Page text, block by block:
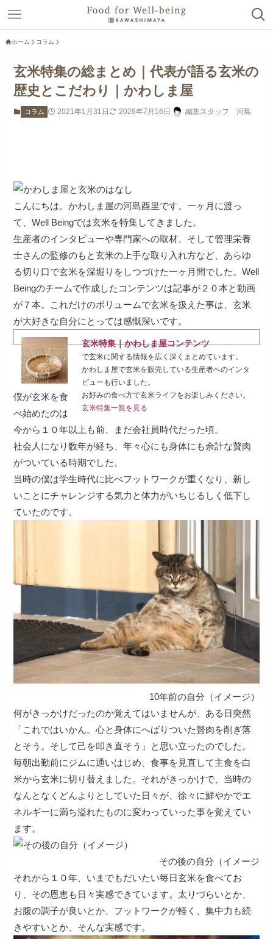
ホーム コラム
玄米特集の総まとめ｜代表が語る玄米の
歴史とこだわり｜かわしま屋
コラム 2021年1月31日 2026年7月16日 編集スタッフ 河島
こんにちは。かわしま屋の河島酉里です。一ヶ月に渡っ
て、Well Beingでは玄米を特集してきました。
生産者のインタビューや専門家への取材、そして管理栄養
士さんの監修のもと玄米の上手な取り入れ方など、あらゆ
る切り口で玄米を深堀りをしつづけた一ヶ月間でした。Well
Beingのチームで作成したコンテンツは記事が２０本と動画
が７本。これだけのボリュームで玄米を扱えた事は、玄米
が大好きな自分にとっては感慨深いです。
玄米特集｜かわしま屋コンテンツ
で玄米に関する情報を広く深くまとめています。
かわしま屋で玄米を販売している生産者へのインタ
ビューも行いました。
お好みの食べ方で玄米ライフをお楽しみください。
玄米特集一覧を見る
僕が玄米を食
べ始めたのは
今から１０年以上も前、まだ会社員時代だった頃。
社会人になり数年が経ち、年々心にも身体にも余計な贅肉
がついている時期でした。
当時の僕は学生時代に比べフットワークが重くなり、新し
いことにチャレンジする気力と体力がいちじるしく低下し
ていたのです。
10年前の自分（イメージ）
何がきっかけだったのか覚えてはいませんが、ある日突然
「これではいかん。心と身体にへばりついた贅肉を削ぎ落
とそう。そして己を叩き直そう」と思い立ったのでした。
毎朝出勤前にジムに通いはじめ、食事を見直して主食を白
米から玄米に切り替えました。それがきっかけで、当時の
なんとなくどんよりとしていた日々が、徐々に鮮やかでエ
ネルギーに満ち溢れたものに変わっていった事を覚えてい
ます。
その後の自分（イメージ
それから１０年、いまでもだいたい毎日玄米を食べてお
り、その恩恵も日々実感できています。太りづらいとか、
お腹の調子が良いとか、フットワークが軽く、集中力も続
きやすいとか、そんな実感です。